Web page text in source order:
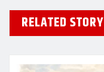
RELATED STORY